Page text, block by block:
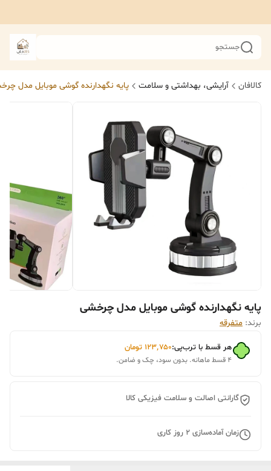
جستجو
کالافان آرایشی، بهداشتی و سلامت پایه نگهدارنده گوشی موبایل مدل
پایه نگهدارنده گوشی موبایل مدل چرخشی
برند: متفرقه
هر قسط با ترب‌پی:۱۲۳٬۷۵۰ تومان
۴ قسط ماهانه. بدون سود، چک و ضامن.
گارانتی اصالت و سلامت فیزیکی کالا
زمان آماده‌سازی 2 روز کاری